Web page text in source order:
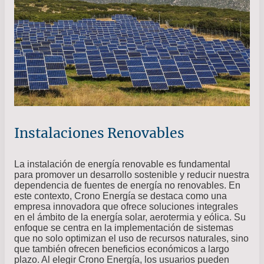
Instalaciones Renovables
La instalación de energía renovable es fundamental
para promover un desarrollo sostenible y reducir nuestra
dependencia de fuentes de energía no renovables. En
este contexto, Crono Energía se destaca como una
empresa innovadora que ofrece soluciones integrales
en el ámbito de la energía solar, aerotermia y eólica. Su
enfoque se centra en la implementación de sistemas
que no solo optimizan el uso de recursos naturales, sino
que también ofrecen beneficios económicos a largo
plazo. Al elegir Crono Energía, los usuarios pueden